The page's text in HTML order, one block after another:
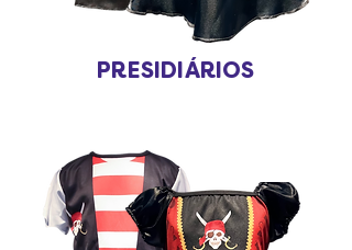
PRESIDIÁRIOS